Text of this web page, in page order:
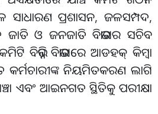
ସାଧାରଣ ପ୍ରଶାସନ, ଜଳସମ୍ପଦ,
ଓ ଜନଜାତି ବିଭାଗର ସଚିବ
ବିଭିନ୍ନ ବିଭାଗରେ ଆଡହକ୍‌ କିମ୍ବା
କର୍ମଚାରୀଙ୍କ ନିୟମିତକରଣ ଲାଗି
ଏବଂ ଆଇନଗତ ସ୍ଥିତିକୁ ପରୀକ୍ଷା